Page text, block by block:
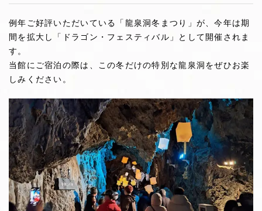
例年ご好評いただいている「龍泉洞冬まつり」が、今年は期
間を拡大し「ドラゴン・フェスティバル」として開催されま
す。
当館にご宿泊の際は、この冬だけの特別な龍泉洞をぜひお楽
しみください。